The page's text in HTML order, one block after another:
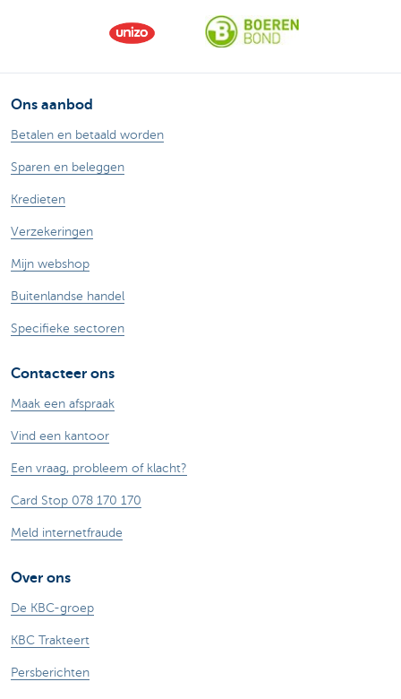
Ons aanbod
Betalen en betaald worden
Sparen en beleggen
Kredieten
Verzekeringen
Mijn webshop
Buitenlandse handel
Specifieke sectoren
Contacteer ons
Maak een afspraak
Vind een kantoor
Een vraag, probleem of klacht?
Card Stop 078 170 170
Meld internetfraude
Over ons
De KBC-groep
KBC Trakteert
Persberichten